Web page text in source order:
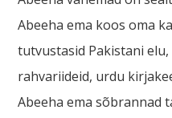
Abeeha ema koos oma
tutvustasid Pakistani
rahvariideid, urdu
Abeeha ema sõbrannad